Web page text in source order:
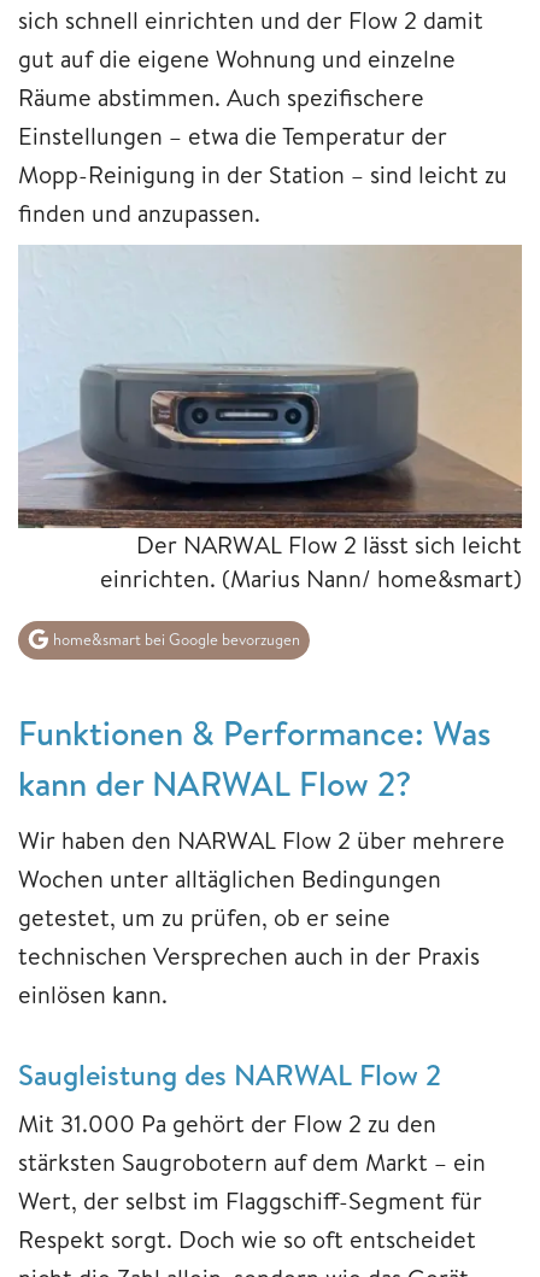
sich schnell einrichten und der Flow 2 damit
gut auf die eigene Wohnung und einzelne
Räume abstimmen. Auch spezifischere
Einstellungen – etwa die Temperatur der
Mopp-Reinigung in der Station – sind leicht zu
finden und anzupassen.
Der NARWAL Flow 2 lässt sich leicht
einrichten. (Marius Nann/ home&smart)
home&smart bei Google bevorzugen
Funktionen & Performance: Was
kann der NARWAL Flow 2?
Wir haben den NARWAL Flow 2 über mehrere
Wochen unter alltäglichen Bedingungen
getestet, um zu prüfen, ob er seine
technischen Versprechen auch in der Praxis
einlösen kann.
Saugleistung des NARWAL Flow 2
Mit 31.000 Pa gehört der Flow 2 zu den
stärksten Saugrobotern auf dem Markt – ein
Wert, der selbst im Flaggschiff-Segment für
Respekt sorgt. Doch wie so oft entscheidet